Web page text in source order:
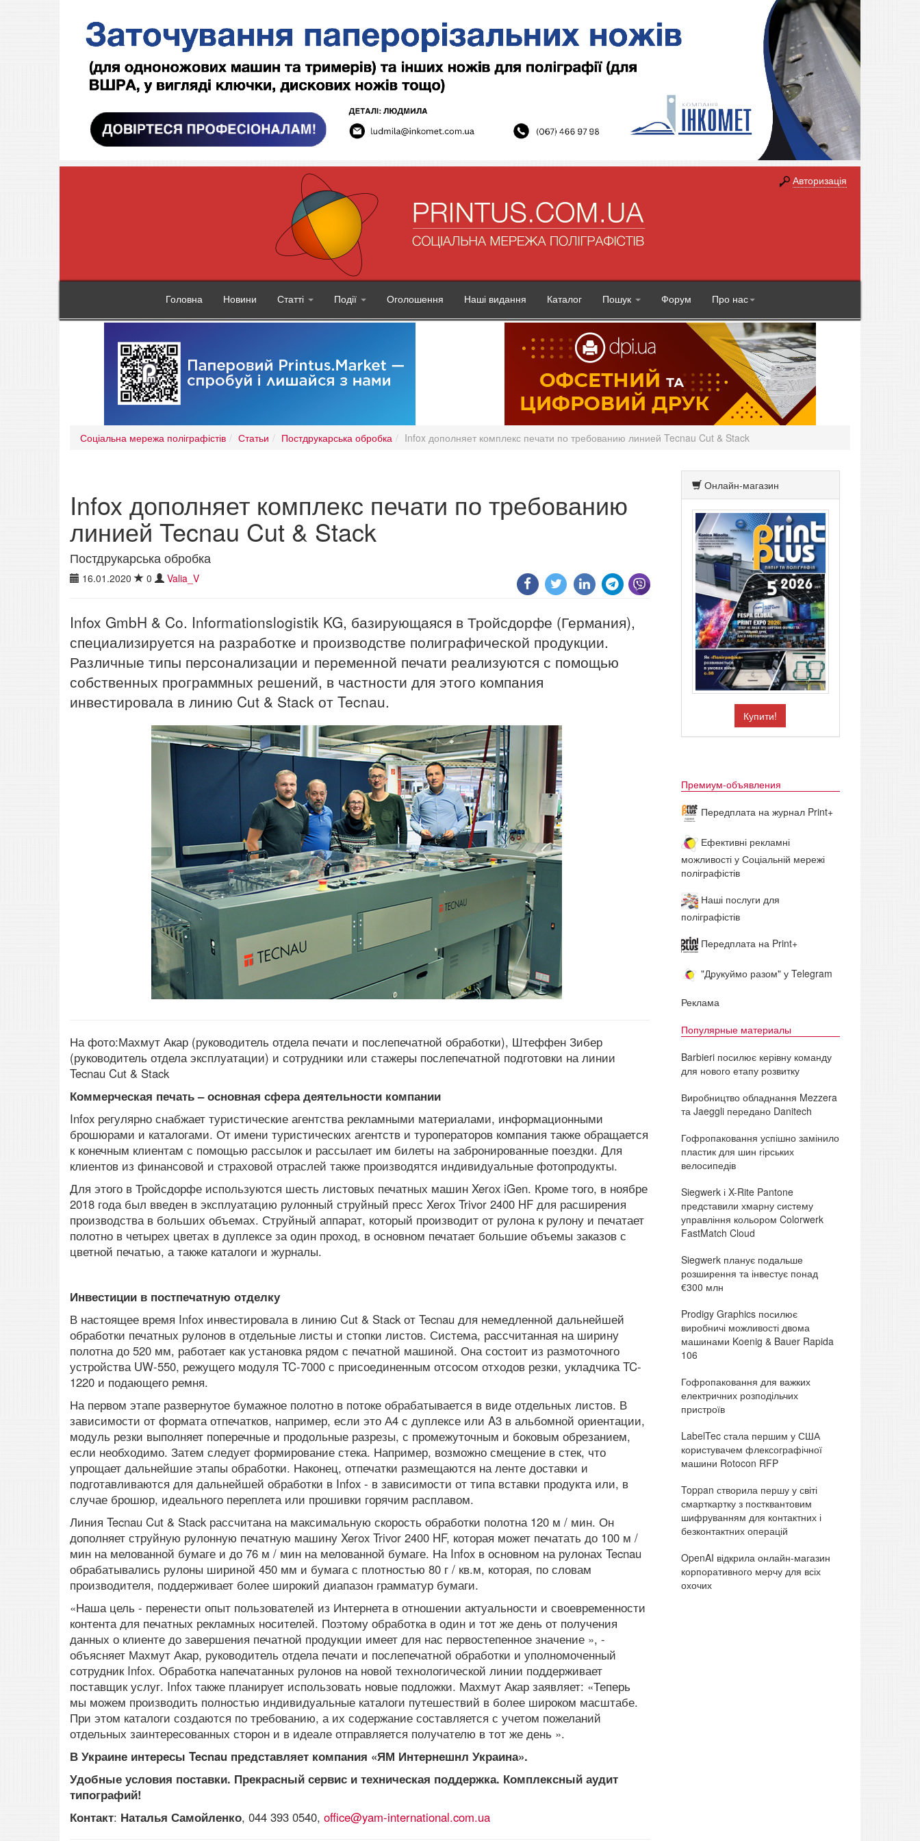
Авторизація
Головна Новини Статті Події Оголошення Наші видання Каталог Пошук Форум Про нас
Соціальна мережа поліграфістів Статьи Постдрукарська обробка Infox дополняет комплекс печати по требованию линией Tecnau Cut & Stack
Infox дополняет комплекс печати по требованию
линией Tecnau Cut & Stack
Постдрукарська обробка
16.01.2020 0 Valia_V
Infox GmbH & Co. Informationslogistik KG, базирующаяся в Тройсдорфе (Германия),
специализируется на разработке и производстве полиграфической продукции.
Различные типы персонализации и переменной печати реализуются с помощью
собственных программных решений, в частности для этого компания
инвестировала в линию Cut & Stack от Tecnau.
На фото:Махмут Акар (руководитель отдела печати и послепечатной обработки), Штеффен Зибер
(руководитель отдела эксплуатации) и сотрудники или стажеры послепечатной подготовки на линии
Tecnau Cut & Stack
Коммерческая печать – основная сфера деятельности компании
Infox регулярно снабжает туристические агентства рекламными материалами, информационными
брошюрами и каталогами. От имени туристических агентств и туроператоров компания также обращается
к конечным клиентам с помощью рассылок и рассылает им билеты на забронированные поездки. Для
клиентов из финансовой и страховой отраслей также производятся индивидуальные фотопродукты.
Для этого в Тройсдорфе используются шесть листовых печатных машин Xerox iGen. Кроме того, в ноябре
2018 года был введен в эксплуатацию рулонный струйный пресс Xerox Trivor 2400 HF для расширения
производства в больших объемах. Струйный аппарат, который производит от рулона к рулону и печатает
полотно в четырех цветах в дуплексе за один проход, в основном печатает большие объемы заказов с
цветной печатью, а также каталоги и журналы.
Инвестиции в постпечатную отделку
В настоящее время Infox инвестировала в линию Cut & Stack от Tecnau для немедленной дальнейшей
обработки печатных рулонов в отдельные листы и стопки листов. Система, рассчитанная на ширину
полотна до 520 мм, работает как установка рядом с печатной машиной. Она состоит из размоточного
устройства UW-550, режущего модуля TC-7000 с присоединенным отсосом отходов резки, укладчика TC-
1220 и подающего ремня.
На первом этапе развернутое бумажное полотно в потоке обрабатывается в виде отдельных листов. В
зависимости от формата отпечатков, например, если это А4 с дуплексе или A3 в альбомной ориентации,
модуль резки выполняет поперечные и продольные разрезы, с промежуточным и боковым обрезанием,
если необходимо. Затем следует формирование стека. Например, возможно смещение в стек, что
упрощает дальнейшие этапы обработки. Наконец, отпечатки размещаются на ленте доставки и
подготавливаются для дальнейшей обработки в Infox - в зависимости от типа вставки продукта или, в
случае брошюр, идеального переплета или прошивки горячим расплавом.
Линия Tecnau Cut & Stack рассчитана на максимальную скорость обработки полотна 120 м / мин. Он
дополняет струйную рулонную печатную машину Xerox Trivor 2400 HF, которая может печатать до 100 м /
мин на мелованной бумаге и до 76 м / мин на мелованной бумаге. На Infox в основном на рулонах Tecnau
обрабатывались рулоны шириной 450 мм и бумага с плотностью 80 г / кв.м, которая, по словам
производителя, поддерживает более широкий диапазон грамматур бумаги.
«Наша цель - перенести опыт пользователей из Интернета в отношении актуальности и своевременности
контента для печатных рекламных носителей. Поэтому обработка в один и тот же день от получения
данных о клиенте до завершения печатной продукции имеет для нас первостепенное значение », -
объясняет Махмут Акар, руководитель отдела печати и послепечатной обработки и уполномоченный
сотрудник Infox. Обработка напечатанных рулонов на новой технологической линии поддерживает
поставщик услуг. Infox также планирует использовать новые подложки. Махмут Акар заявляет: «Теперь
мы можем производить полностью индивидуальные каталоги путешествий в более широком масштабе.
При этом каталоги создаются по требованию, а их содержание составляется с учетом пожеланий
отдельных заинтересованных сторон и в идеале отправляется получателю в тот же день ».
В Украине интересы Tecnau представляет компания «ЯМ Интернешнл Украина».
Удобные условия поставки. Прекрасный сервис и техническая поддержка. Комплексный аудит
типографий!
Контакт: Наталья Самойленко, 044 393 0540, office@yam-international.com.ua
Онлайн-магазин
Купити!
Премиум-объявления
Передплата на журнал Print+
Ефективні рекламні
можливості у Соціальній мережі
поліграфістів
Наші послуги для
поліграфістів
Передплата на Print+
"Друкуймо разом" у Telegram
Реклама
Популярные материалы
Barbieri посилює керівну команду
для нового етапу розвитку
Виробництво обладнання Mezzera
та Jaeggli передано Danitech
Гофропаковання успішно замінило
пластик для шин гірських
велосипедів
Siegwerk і X-Rite Pantone
представили хмарну систему
управління кольором Colorwerk
FastMatch Cloud
Siegwerk планує подальше
розширення та інвестує понад
€300 млн
Prodigy Graphics посилює
виробничі можливості двома
машинами Koenig & Bauer Rapida
106
Гофропаковання для важких
електричних розподільчих
пристроїв
LabelTec стала першим у США
користувачем флексографічної
машини Rotocon RFP
Toppan створила першу у світі
смарткартку з постквантовим
шифруванням для контактних і
безконтактних операцій
OpenAI відкрила онлайн-магазин
корпоративного мерчу для всіх
охочих